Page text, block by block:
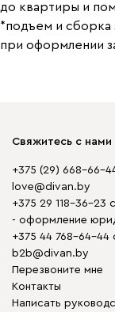
до квартиры и
*подъем и сборка
при оформлении
Свяжитесь с нами
+375 (29) 668-66-
love@divan.by
+375 29 118-36-23
- оформление
+375 44 768-64-44
b2b@divan.by
Перезвоните мне
Контакты
Написать